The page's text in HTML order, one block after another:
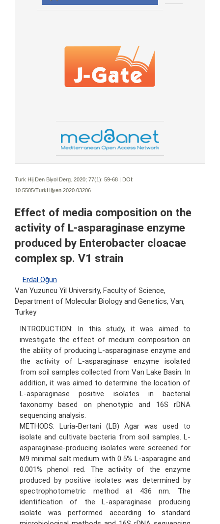
Turk Hij Den Biyol Derg. 2020; 77(1): 59-68 | DOI:
10.5505/TurkHijyen.2020.03206
Effect of media composition on the
activity of L-asparaginase enzyme
produced by Enterobacter cloacae
complex sp. V1 strain
Erdal Öğün
Van Yuzuncu Yil University, Faculty of Science,
Department of Molecular Biology and Genetics, Van,
Turkey
INTRODUCTION: In this study, it was aimed to
investigate the effect of medium composition on
the ability of producing L-asparaginase enzyme and
the activity of L-asparaginase enzyme isolated
from soil samples collected from Van Lake Basin. In
addition, it was aimed to determine the location of
L-asparaginase positive isolates in bacterial
taxonomy based on phenotypic and 16S rDNA
sequencing analysis.
METHODS: Luria-Bertani (LB) Agar was used to
isolate and cultivate bacteria from soil samples. L-
asparaginase-producing isolates were screened for
M9 minimal salt medium with 0.5% L-asparagine and
0.001% phenol red. The activity of the enzyme
produced by positive isolates was determined by
spectrophotometric method at 436 nm. The
identification of the L-asparaginase producing
isolate was performed according to standard